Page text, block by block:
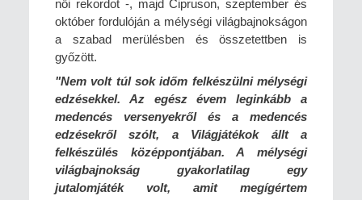
női rekordot -, majd Cipruson, szeptember és
október fordulóján a mélységi világbajnokságon
a szabad merülésben és összetettben is
győzött.
"Nem volt túl sok időm felkészülni mélységi
edzésekkel. Az egész évem leginkább a
medencés versenyekről és a medencés
edzésekről szólt, a Világjátékok állt a
felkészülés középpontjában. A mélységi
világbajnokság gyakorlatilag egy
jutalomjáték volt, amit megígértem